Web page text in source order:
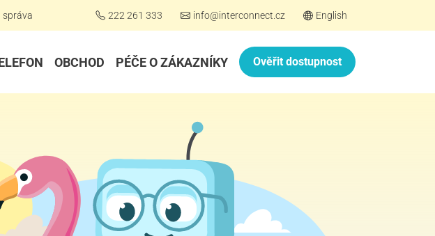
správa 222 261 333 info@interconnect.cz English
OBCHOD PÉČE O ZÁKAZNÍKY Ověřit dostupnost